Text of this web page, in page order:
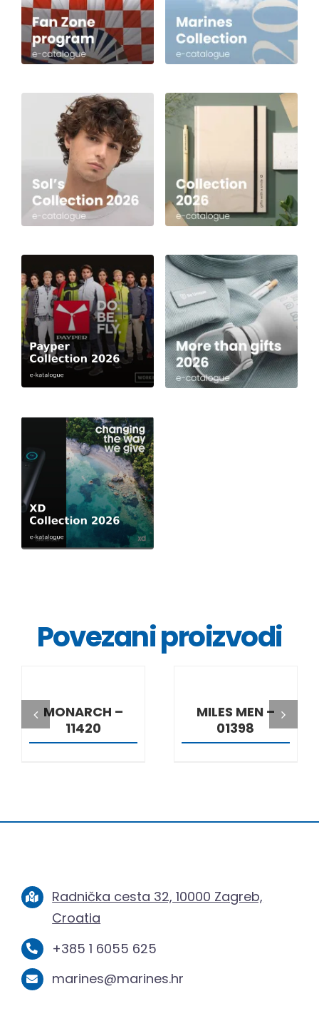
Povezani proizvodi
MONARCH –
11420
MILES MEN –
01398
Radnička cesta 32, 10000 Zagreb,
Croatia
+385 1 6055 625
marines@marines.hr